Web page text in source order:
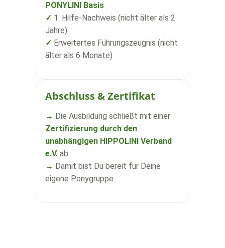
PONYLINI Basis
✓ 1. Hilfe-Nachweis (nicht älter als 2
Jahre)
✓ Erweitertes Führungszeugnis (nicht
älter als 6 Monate)
Abschluss & Zertifikat
→ Die Ausbildung schließt mit einer
Zertifizierung durch den
unabhängigen HIPPOLINI Verband
e.V. ab.
→ Damit bist Du bereit für Deine
eigene Ponygruppe.